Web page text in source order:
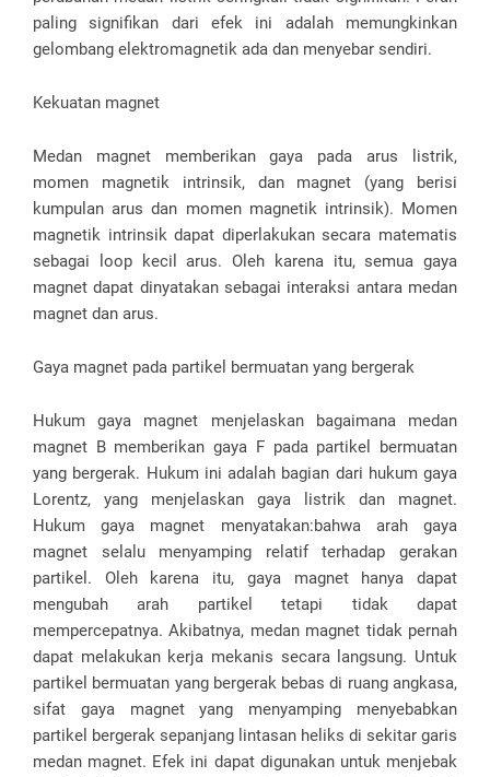
paling signifikan dari efek ini adalah memungkinkan
gelombang elektromagnetik ada dan menyebar sendiri.
Kekuatan magnet
Medan magnet memberikan gaya pada arus listrik,
momen magnetik intrinsik, dan magnet (yang berisi
kumpulan arus dan momen magnetik intrinsik). Momen
magnetik intrinsik dapat diperlakukan secara matematis
sebagai loop kecil arus. Oleh karena itu, semua gaya
magnet dapat dinyatakan sebagai interaksi antara medan
magnet dan arus.
Gaya magnet pada partikel bermuatan yang bergerak
Hukum gaya magnet menjelaskan bagaimana medan
magnet B memberikan gaya F pada partikel bermuatan
yang bergerak. Hukum ini adalah bagian dari hukum gaya
Lorentz, yang menjelaskan gaya listrik dan magnet.
Hukum gaya magnet menyatakan:bahwa arah gaya
magnet selalu menyamping relatif terhadap gerakan
partikel. Oleh karena itu, gaya magnet hanya dapat
mengubah arah partikel tetapi tidak dapat
mempercepatnya. Akibatnya, medan magnet tidak pernah
dapat melakukan kerja mekanis secara langsung. Untuk
partikel bermuatan yang bergerak bebas di ruang angkasa,
sifat gaya magnet yang menyamping menyebabkan
partikel bergerak sepanjang lintasan heliks di sekitar garis
medan magnet. Efek ini dapat digunakan untuk menjebak